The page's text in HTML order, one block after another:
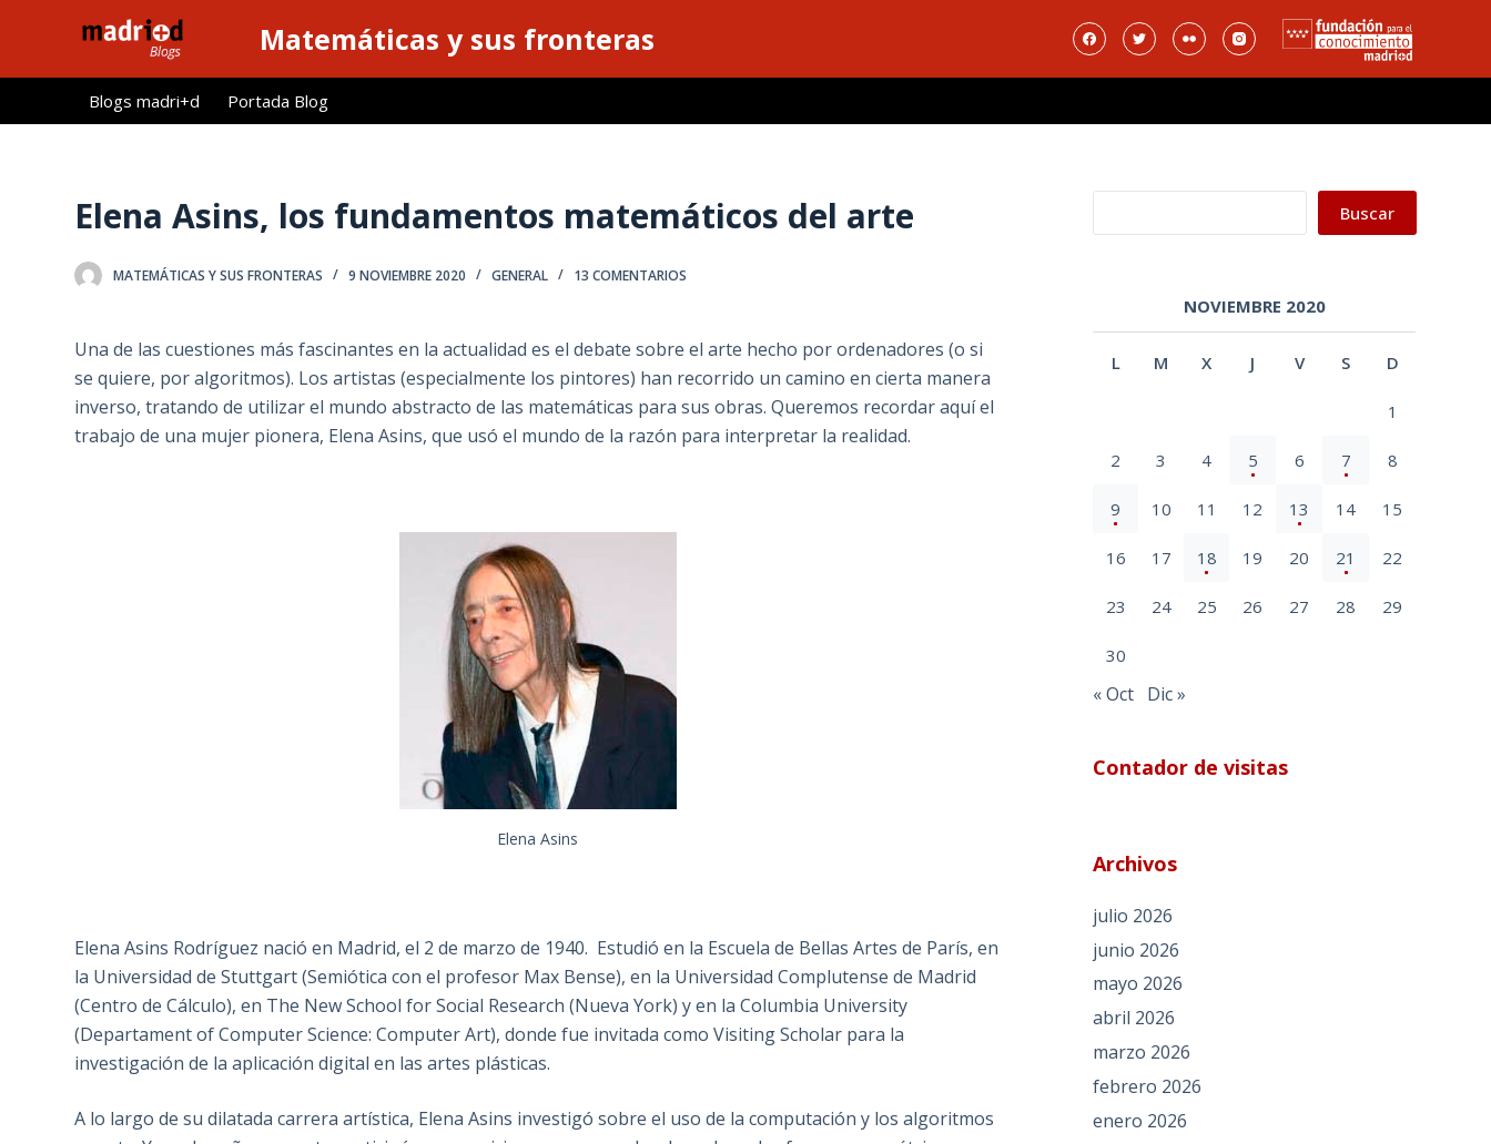
l
Matemáticas y sus fronteras
Blogs madri+d Portada Blog
Elena Asins, los fundamentos matemáticos del arte
MATEMÁTICAS Y SUS FRONTERAS 9 NOVIEMBRE 2020 GENERAL 13 COMENTARIOS
Una de las cuestiones más fascinantes en la actualidad es el debate sobre el arte hecho por ordenadores (o si
se quiere, por algoritmos). Los artistas (especialmente los pintores) han recorrido un camino en cierta manera
inverso, tratando de utilizar el mundo abstracto de las matemáticas para sus obras. Queremos recordar aquí el
trabajo de una mujer pionera, Elena Asins, que usó el mundo de la razón para interpretar la realidad.
Elena Asins
Elena Asins Rodríguez nació en Madrid, el 2 de marzo de 1940. Estudió en la Escuela de Bellas Artes de París, en
la Universidad de Stuttgart (Semiótica con el profesor Max Bense), en la Universidad Complutense de Madrid
(Centro de Cálculo), en The New School for Social Research (Nueva York) y en la Columbia University
(Departament of Computer Science: Computer Art), donde fue invitada como Visiting Scholar para la
investigación de la aplicación digital en las artes plásticas.
A lo largo de su dilatada carrera artística, Elena Asins investigó sobre el uso de la computación y los algoritmos
Buscar
NOVIEMBRE 2020
L M X J V S D
1
2 3 4 5 6 7 8
9 10 11 12 13 14 15
16 17 18 19 20 21 22
23 24 25 26 27 28 29
30
« Oct Dic »
Contador de visitas
Archivos
julio 2026
junio 2026
mayo 2026
abril 2026
marzo 2026
febrero 2026
enero 2026